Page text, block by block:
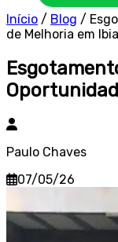
Início / Blog /
de Melhoria em
Paulo Chaves
07/05/26